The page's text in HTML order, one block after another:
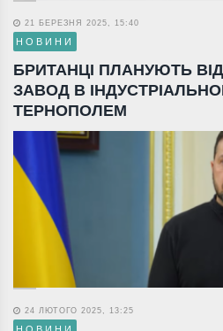
21 БЕРЕЗНЯ 2025, 15:40
НОВИНИ
БРИТАНЦІ ПЛАНУЮТЬ
ЗАВОД В
ТЕРНОПОЛЕМ
24 ЛЮТОГО 2025, 13:25